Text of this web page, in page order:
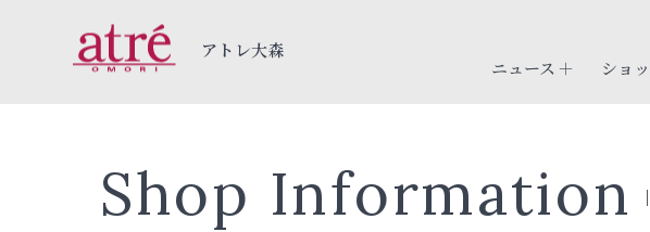
アトレ大森
ニュース
ショ
Shop Information